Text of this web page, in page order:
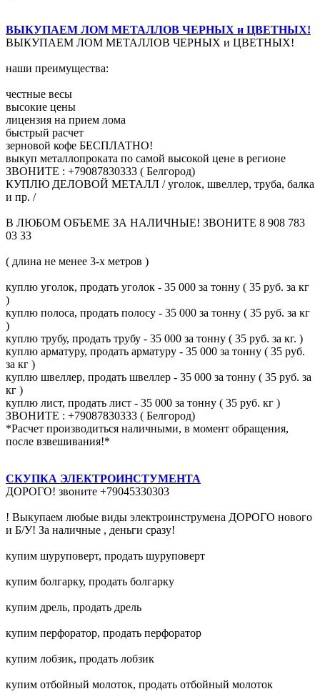
ВЫКУПАЕМ ЛОМ МЕТАЛЛОВ ЧЕРНЫХ и ЦВЕТНЫХ!
ВЫКУПАЕМ ЛОМ МЕТАЛЛОВ ЧЕРНЫХ и ЦВЕТНЫХ!
наши преимущества:
честные весы
высокие цены
лицензия на прием лома
быстрый расчет
зерновой кофе БЕСПЛАТНО!
выкуп металлопроката по самой высокой цене в регионе
ЗВОНИТЕ : +79087830333 ( Белгород)
КУПЛЮ ДЕЛОВОЙ МЕТАЛЛ / уголок, швеллер, труба, балка
и пр. /
В ЛЮБОМ ОБЪЕМЕ ЗА НАЛИЧНЫЕ! ЗВОНИТЕ 8 908 783
03 33
( длина не менее 3-х метров )
куплю уголок, продать уголок - 35 000 за тонну ( 35 руб. за кг
)
куплю полоса, продать полосу - 35 000 за тонну ( 35 руб. за кг
)
куплю трубу, продать трубу - 35 000 за тонну ( 35 руб. за кг. )
куплю арматуру, продать арматуру - 35 000 за тонну ( 35 руб.
за кг )
куплю швеллер, продать швеллер - 35 000 за тонну ( 35 руб. за
кг )
куплю лист, продать лист - 35 000 за тонну ( 35 руб. кг )
ЗВОНИТЕ : +79087830333 ( Белгород)
*Расчет производиться наличными, в момент обращения,
после взвешивания!*
СКУПКА ЭЛЕКТРОИНСТУМЕНТА
ДОРОГО! звоните +79045330303
! Выкупаем любые виды электроинструмена ДОРОГО нового
и Б/У! За наличные , деньги сразу!
купим шуруповерт, продать шуруповерт
купим болгарку, продать болгарку
купим дрель, продать дрель
купим перфоратор, продать перфоратор
купим лобзик, продать лобзик
купим отбойный молоток, продать отбойный молоток